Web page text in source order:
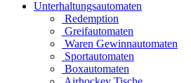
Unterhaltungsautomaten
Redemption
Greifautomaten
Waren Gewinnautomaten
Sportautomaten
Boxautomaten